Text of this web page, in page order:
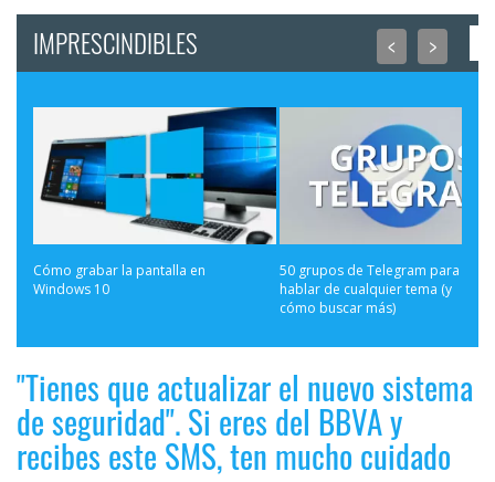
IMPRESCINDIBLES < >
Cómo grabar la pantalla en
Windows 10
50 grupos de Telegram para
hablar de cualquier tema (y
cómo buscar más)
"Tienes que actualizar el nuevo sistema
de seguridad". Si eres del BBVA y
recibes este SMS, ten mucho cuidado